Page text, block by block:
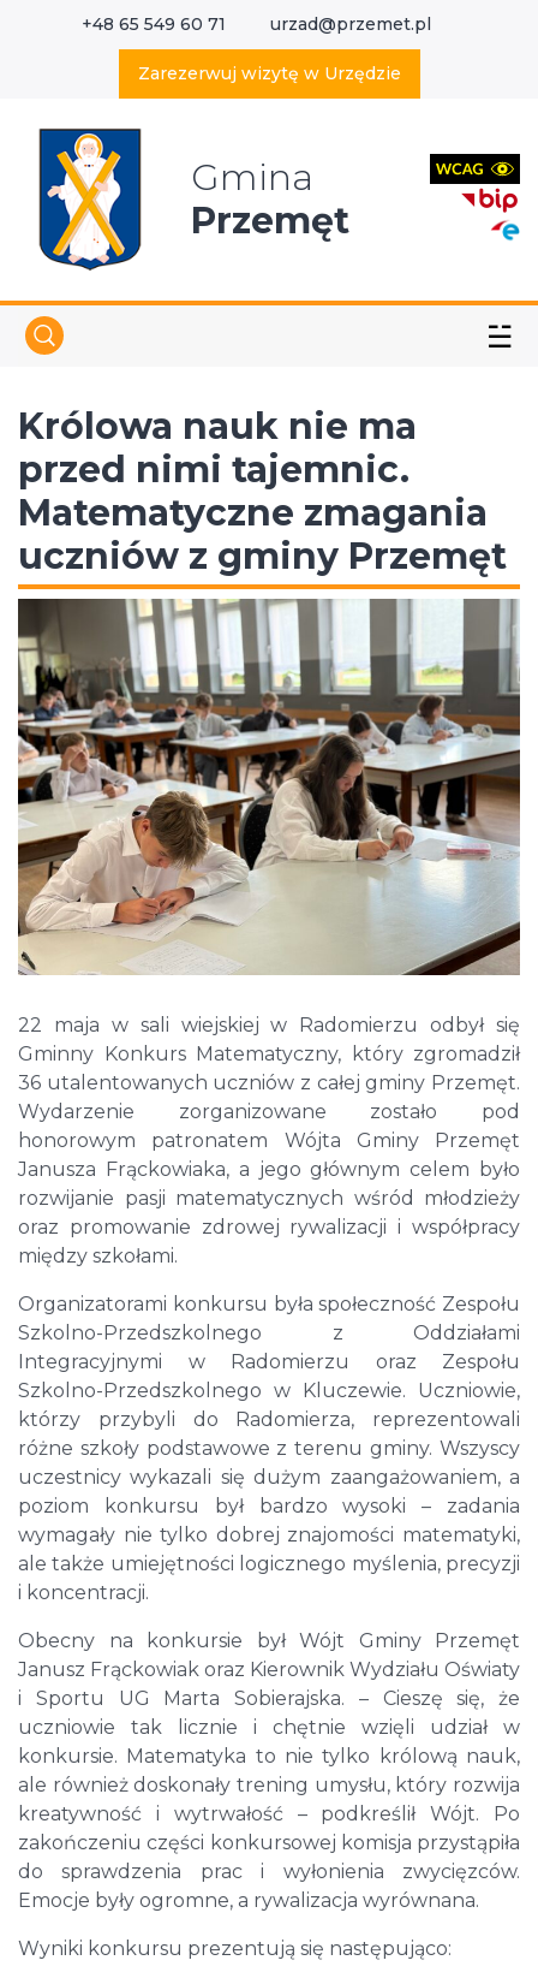
+48 65 549 60 71 urzad@przemet.pl
Zarezerwuj wizytę w Urzędzie
Gmina
Przemęt
☱
Królowa nauk nie ma
przed nimi tajemnic.
Matematyczne zmagania
uczniów z gminy Przemęt
22 maja w sali wiejskiej w Radomierzu odbył się
Gminny Konkurs Matematyczny, który zgromadził
36 utalentowanych uczniów z całej gminy Przemęt.
Wydarzenie zorganizowane zostało pod
honorowym patronatem Wójta Gminy Przemęt
Janusza Frąckowiaka, a jego głównym celem było
rozwijanie pasji matematycznych wśród młodzieży
oraz promowanie zdrowej rywalizacji i współpracy
między szkołami.
Organizatorami konkursu była społeczność Zespołu
Szkolno-Przedszkolnego z Oddziałami
Integracyjnymi w Radomierzu oraz Zespołu
Szkolno-Przedszkolnego w Kluczewie. Uczniowie,
którzy przybyli do Radomierza, reprezentowali
różne szkoły podstawowe z terenu gminy. Wszyscy
uczestnicy wykazali się dużym zaangażowaniem, a
poziom konkursu był bardzo wysoki – zadania
wymagały nie tylko dobrej znajomości matematyki,
ale także umiejętności logicznego myślenia, precyzji
i koncentracji.
Obecny na konkursie był Wójt Gminy Przemęt
Janusz Frąckowiak oraz Kierownik Wydziału Oświaty
i Sportu UG Marta Sobierajska. – Cieszę się, że
uczniowie tak licznie i chętnie wzięli udział w
konkursie. Matematyka to nie tylko królową nauk,
ale również doskonały trening umysłu, który rozwija
kreatywność i wytrwałość – podkreślił Wójt. Po
zakończeniu części konkursowej komisja przystąpiła
do sprawdzenia prac i wyłonienia zwycięzców.
Emocje były ogromne, a rywalizacja wyrównana.
Wyniki konkursu prezentują się następująco:
Wyszukaj w serwisie